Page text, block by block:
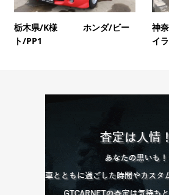
栃木県/K様 ホンダ/ビー
ト/PP1
神
イ